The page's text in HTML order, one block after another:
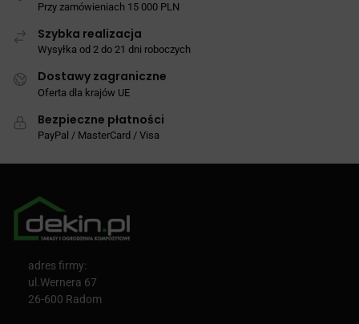
Przy zamówieniach 15 000 PLN
Szybka realizacja
Wysyłka od 2 do 21 dni roboczych
Dostawy zagraniczne
Oferta dla krajów UE
Bezpieczne płatności
PayPal / MasterCard / Visa
adres firmy:
ul.Wernera 67
26-600 Radom